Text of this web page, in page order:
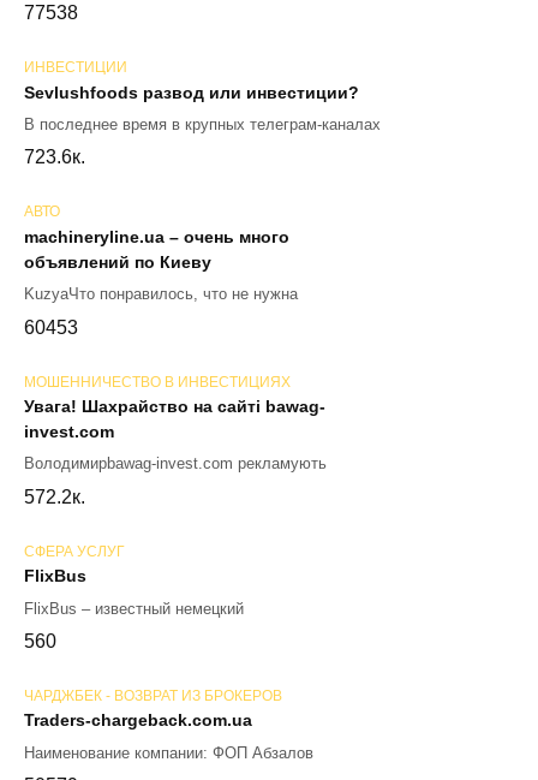
77538
ИНВЕСТИЦИИ
Sevlushfoods развод или инвестиции?
В последнее время в крупных телеграм-каналах
723.6к.
АВТО
machineryline.ua – очень много
объявлений по Киеву
KuzyaЧто понравилось, что не нужна
60453
МОШЕННИЧЕСТВО В ИНВЕСТИЦИЯХ
Увага! Шахрайство на сайті bawag-
invest.com
Володимирbawag-invest.com рекламують
572.2к.
СФЕРА УСЛУГ
FlixBus
FlixBus – известный немецкий
560
ЧАРДЖБЕК - ВОЗВРАТ ИЗ БРОКЕРОВ
Traders-chargeback.com.ua
Наименование компании: ФОП Абзалов